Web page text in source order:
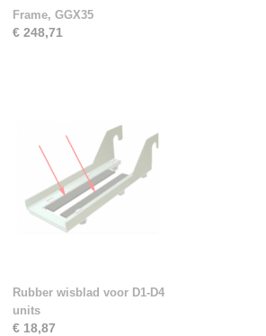
Frame, GGX35
€ 248,71
Rubber wisblad voor D1-D4
units
€ 18,87